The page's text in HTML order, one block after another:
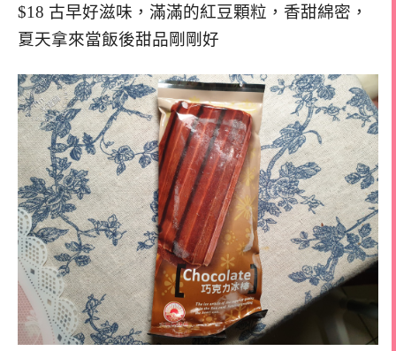
$18 古早好滋味，滿滿的紅豆顆粒，香甜綿密，
夏天拿來當飯後甜品剛剛好